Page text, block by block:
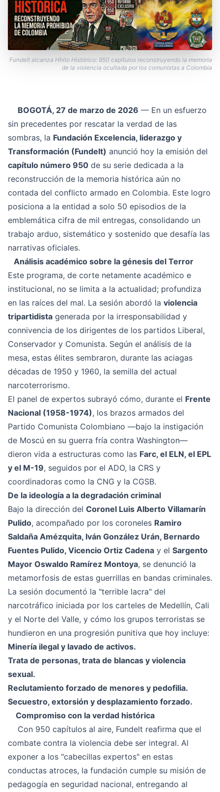
Fundelt alcanza Hhito Histórico: 950 capítulos reconstruyendo la memoria
de la violencia ocultada por los comunistas a Colombia
BOGOTÁ, 27 de marzo de 2026 — En un esfuerzo
sin precedentes por rescatar la verdad de las
sombras, la Fundación Excelencia, liderazgo y
Transformación (Fundelt) anunció hoy la emisión del
capítulo número 950 de su serie dedicada a la
reconstrucción de la memoria histórica aún no
contada del conflicto armado en Colombia. Este logro
posiciona a la entidad a solo 50 episodios de la
emblemática cifra de mil entregas, consolidando un
trabajo arduo, sistemático y sostenido que desafía las
narrativas oficiales.
Análisis académico sobre la génesis del Terror
Este programa, de corte netamente académico e
institucional, no se limita a la actualidad; profundiza
en las raíces del mal. La sesión abordó la violencia
tripartidista generada por la irresponsabilidad y
connivencia de los dirigentes de los partidos Liberal,
Conservador y Comunista. Según el análisis de la
mesa, estas élites sembraron, durante las aciagas
décadas de 1950 y 1960, la semilla del actual
narcoterrorismo.
El panel de expertos subrayó cómo, durante el Frente
Nacional (1958-1974), los brazos armados del
Partido Comunista Colombiano —bajo la instigación
de Moscú en su guerra fría contra Washington—
dieron vida a estructuras como las Farc, el ELN, el EPL
y el M-19, seguidos por el ADO, la CRS y
coordinadoras como la CNG y la CGSB.
De la ideología a la degradación criminal
Bajo la dirección del Coronel Luis Alberto Villamarín
Pulido, acompañado por los coroneles Ramiro
Saldaña Amézquita, Iván González Urán, Bernardo
Fuentes Pulido, Vicencio Ortiz Cadena y el Sargento
Mayor Oswaldo Ramírez Montoya, se denunció la
metamorfosis de estas guerrillas en bandas criminales.
La sesión documentó la "terrible lacra" del
narcotráfico iniciada por los carteles de Medellín, Cali
y el Norte del Valle, y cómo los grupos terroristas se
hundieron en una progresión punitiva que hoy incluye:
Minería ilegal y lavado de activos.
Trata de personas, trata de blancas y violencia
sexual.
Reclutamiento forzado de menores y pedofilia.
Secuestro, extorsión y desplazamiento forzado.
Compromiso con la verdad histórica
Con 950 capítulos al aire, Fundelt reafirma que el
combate contra la violencia debe ser integral. Al
exponer a los "cabecillas expertos" en estas
conductas atroces, la fundación cumple su misión de
pedagogía en seguridad nacional, entregando al